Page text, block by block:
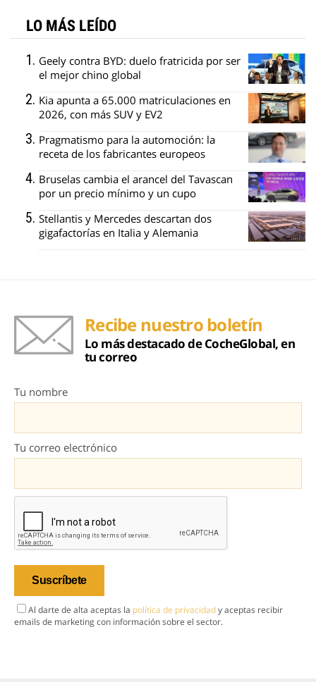
LO MÁS LEÍDO
Geely contra BYD: duelo fratricida por ser
el mejor chino global
Kia apunta a 65.000 matriculaciones en
2026, con más SUV y EV2
Pragmatismo para la automoción: la
receta de los fabricantes europeos
Bruselas cambia el arancel del Tavascan
por un precio mínimo y un cupo
Stellantis y Mercedes descartan dos
gigafactorías en Italia y Alemania
Recibe nuestro boletín
Lo más destacado de CocheGlobal, en
tu correo
Tu nombre
Tu correo electrónico
Al darte de alta aceptas la política de privacidady aceptas recibir
emails de marketing con información sobre el sector.